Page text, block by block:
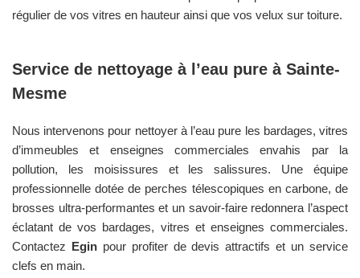
régulier de vos vitres en hauteur ainsi que vos velux sur toiture.
Service de nettoyage à l’eau pure à Sainte-
Mesme
Nous intervenons pour nettoyer à l’eau pure les bardages, vitres
d’immeubles et enseignes commerciales envahis par la
pollution, les moisissures et les salissures. Une équipe
professionnelle dotée de perches télescopiques en carbone, de
brosses ultra-performantes et un savoir-faire redonnera l’aspect
éclatant de vos bardages, vitres et enseignes commerciales.
Contactez Eginpour profiter de devis attractifs et un service
clefs en main.